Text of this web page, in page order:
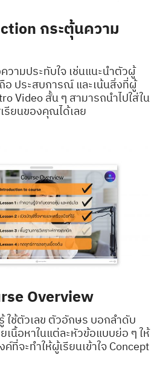
กระตุ้นความ
วามประทับใจ เช่นแนะนำตัวผู้
อ ประสบการณ์ และเน้นสิ่งที่ผู้
Video สั้น ๆ สามารถนำไปใส่ใน
รียนของคุณได้เลย
Overview
ใช้ตัวเลข ตัวอักษร บอกลำดับ
นื้อหาในแต่ละหัวข้อแบบย่อ ๆ ให้
ที่จะทำให้ผู้เรียนเข้าใจ Concept